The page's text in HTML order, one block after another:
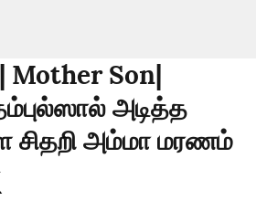
Mother Son|
அடித்த
சிதறி அம்மா மரணம்